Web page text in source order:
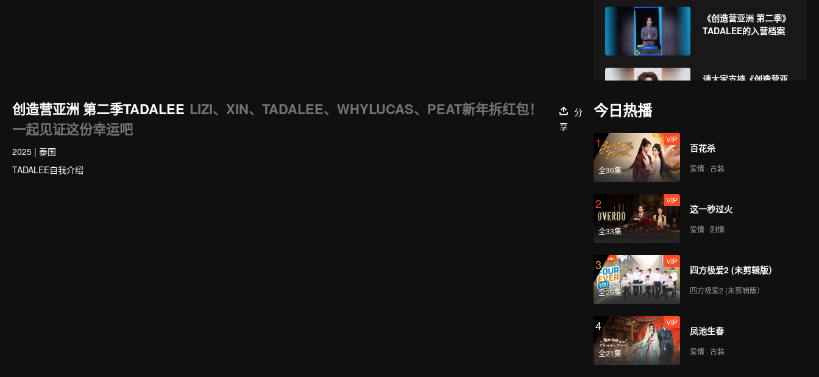
《创造营亚洲 第二季》
TADALEE的入营档案
请大家支持《创造营亚
创造营亚洲 第二季TADALEE LIZI、XIN、TADALEE、WHYLUCAS、PEAT新年拆红包！
一起见证这份幸运吧
分
享
2025 | 泰国
TADALEE自我介绍
今日热播
1
全36集
VIP
百花杀
爱情 · 古装
2
全33集
VIP
这一秒过火
爱情 · 剧情
3
全25集
VIP
四方极爱2 (未剪辑版）
四方极爱2 (未剪辑版）
4
全21集
VIP
凤池生春
爱情 · 古装